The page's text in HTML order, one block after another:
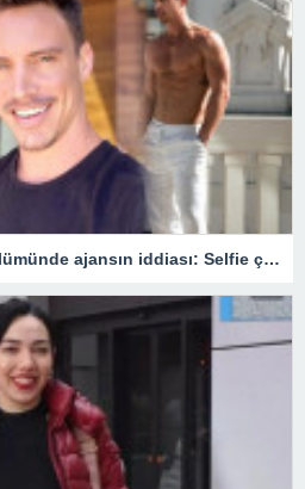
Jeff Thomas’ın şüpheli ölümünde ajansın iddiası: Selfie çekerken balkondan düştü – Son Dakika Magazin Haberleri